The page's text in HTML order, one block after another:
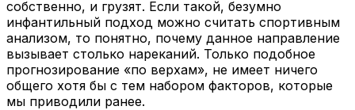
собственно, и грузят. Если такой, безумно
инфантильный подход можно считать спортивным
анализом, то понятно, почему данное направление
вызывает столько нареканий. Только подобное
прогнозирование «по верхам», не имеет ничего
общего хотя бы с тем набором факторов, которые
мы приводили ранее.